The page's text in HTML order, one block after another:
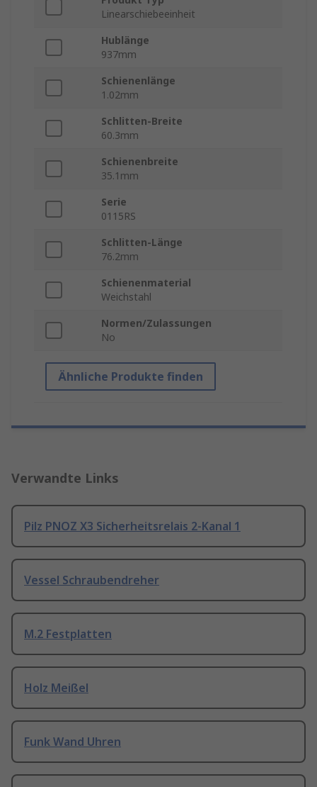
Linearschiebeeinheit
Hublänge
937mm
Schienenlänge
1.02mm
Schlitten-Breite
60.3mm
Schienenbreite
35.1mm
Serie
0115RS
Schlitten-Länge
76.2mm
Schienenmaterial
Weichstahl
Normen/Zulassungen
No
Ähnliche Produkte finden
Verwandte Links
Pilz PNOZ X3 Sicherheitsrelais 2-Kanal 1
Vessel Schraubendreher
M.2 Festplatten
Holz Meißel
Funk Wand Uhren